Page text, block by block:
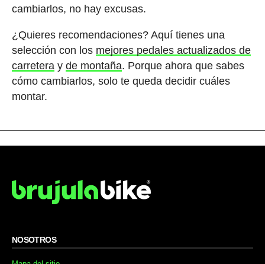
cambiarlos, no hay excusas.
¿Quieres recomendaciones? Aquí tienes una
selección con los mejores pedales actualizados de
carretera y de montaña. Porque ahora que sabes
cómo cambiarlos, solo te queda decidir cuáles
montar.
NOSOTROS